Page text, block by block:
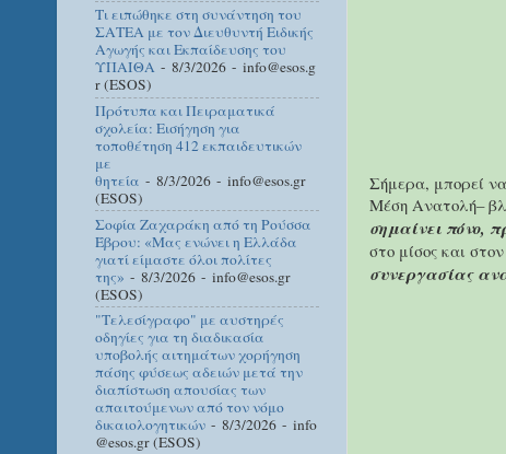
Σήμερα, μπορεί
Μέση Ανατολή–
σημαίνει πόνο,
στο μίσος και
συνεργασίας
Τι ειπώθηκε στη συνάντηση του
ΣΑΤΕΑ με τον Διευθυντή Ειδικής
Αγωγής και Εκπαίδευσης του
ΥΠΑΙΘΑ - 8/3/2026 - info@esos.g
r (ESOS)
Πρότυπα και Πειραματικά
σχολεία: Εισήγηση για
τοποθέτηση 412 εκπαιδευτικών
με
θητεία - 8/3/2026 - info@esos.gr
(ESOS)
Σοφία Ζαχαράκη από τη Ρούσσα
Έβρου: «Μας ενώνει η Ελλάδα
γιατί είμαστε όλοι πολίτες
της» - 8/3/2026 - info@esos.gr
(ESOS)
"Τελεσίγραφο" με αυστηρές
οδηγίες για τη διαδικασία
υποβολής αιτημάτων χορήγηση
πάσης φύσεως αδειών μετά την
διαπίστωση απουσίας των
απαιτούμενων από τον νόμο
δικαιολογητικών - 8/3/2026 - info
@esos.gr (ESOS)